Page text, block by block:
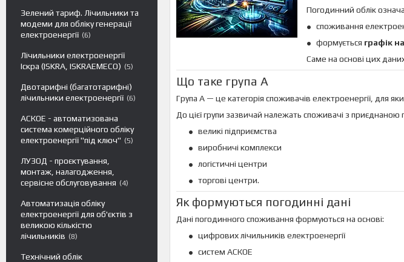
Зелений тариф. Лічильники та
модеми для обліку генерації
електроенергії
6
Лічильники електроенергії
Іскра (ISKRA, ISKRAEMECO)
5
Двотарифні (багатотарифні)
лічильники електроенергії
6
АСКОЕ - автоматизована
система комерційного обліку
електроенергії "під ключ"
5
ЛУЗОД - проєктування,
монтаж, налагодження,
сервісне обслуговування
4
Автоматизація обліку
електроенергії для об'єктів з
великою кількістю
лічильників
8
Технічний облік
Погодинний облік
споживання
формується графік
Саме на основі цих
Що таке група А
Група А — це категорія споживачів електроенергії, для
До цієї групи зазвичай належать споживачі з приєднаною
великі підприємства
виробничі комплекси
логістичні центри
торгові центри.
Як формуються погодинні дані
Дані погодинного споживання формуються на основі:
цифрових лічильників електроенергії
систем АСКОЕ